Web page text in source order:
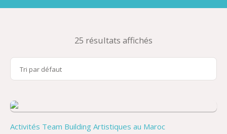
25 résultats affichés
Activités Team Building Artistiques au Maroc